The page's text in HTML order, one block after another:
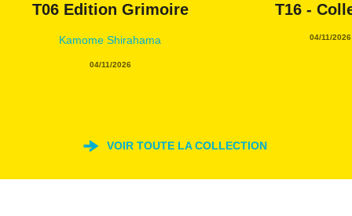
T06 Edition Grimoire
Kamome Shirahama
04/11/2026
T16 -
04/11/2026
VOIR TOUTE LA COLLECTION